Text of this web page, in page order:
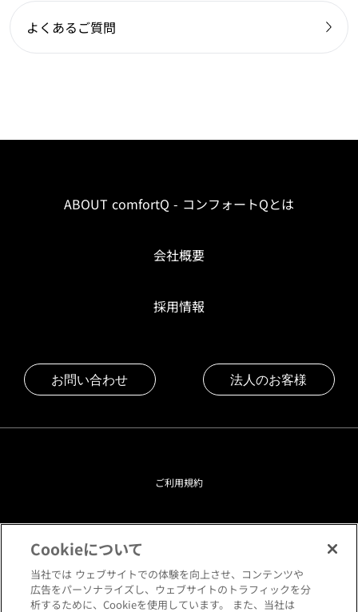
よくあるご質問
ABOUT comfortQ - コンフォートQとは
会社概要
採用情報
お問い合わせ 法人のお客様
ご利用規約
プライバシーポリシー
クッキーポリシー
Cookieについて
当社では ウェブサイトでの体験を向上させ、コンテンツや
広告をパーソナライズし、ウェブサイトのトラフィックを分
析するために、Cookieを使用しています。 また、当社は